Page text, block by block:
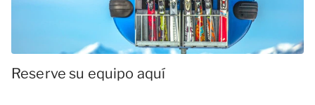
Reserve su equipo aquí